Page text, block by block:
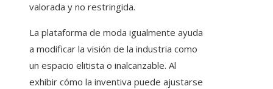
valorada y no restringida.
La plataforma de moda igualmente ayuda
a modificar la visión de la industria como
un espacio elitista o inalcanzable. Al
exhibir cómo la inventiva puede ajustarse